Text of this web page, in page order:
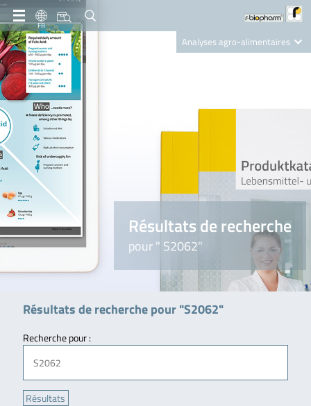
FR
Analyses agro-alimentaires
Nutrition Care
Résultats de recherche
pour " S2062"
Résultats de recherche pour "S2062"
Recherche pour :